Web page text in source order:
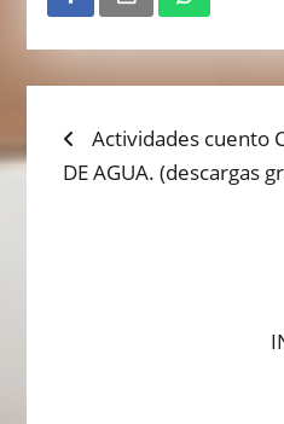
NAVEGACIÓN
DE
Previous
post:
Actividades cuento
DE AGUA. (descargas